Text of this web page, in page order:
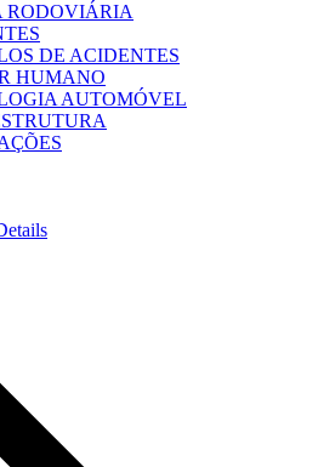
RODOVIÁRIA
DE ACIDENTES
HUMANO
AUTOMÓVEL